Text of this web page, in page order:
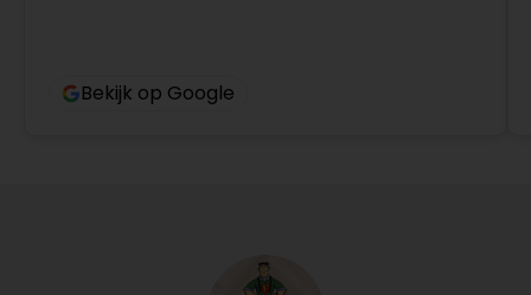
Bekijk op Google